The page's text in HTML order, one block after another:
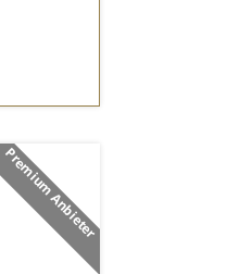
Premium Anbieter